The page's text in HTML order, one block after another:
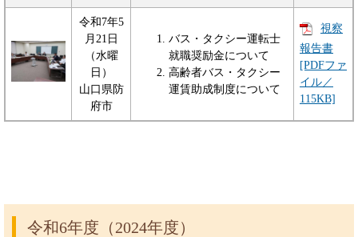
令和7年5
月21日
（水曜
日）
山口県防
府市
バス・タクシー運転士
就職奨励金について
高齢者バス・タクシー
運賃助成制度について
視察
報告書
[PDFファ
イル／
115KB]
令和6年度（2024年度）